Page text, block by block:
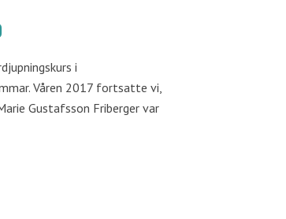
i
Våren 2017 fortsatte vi,
Gustafsson Friberger var